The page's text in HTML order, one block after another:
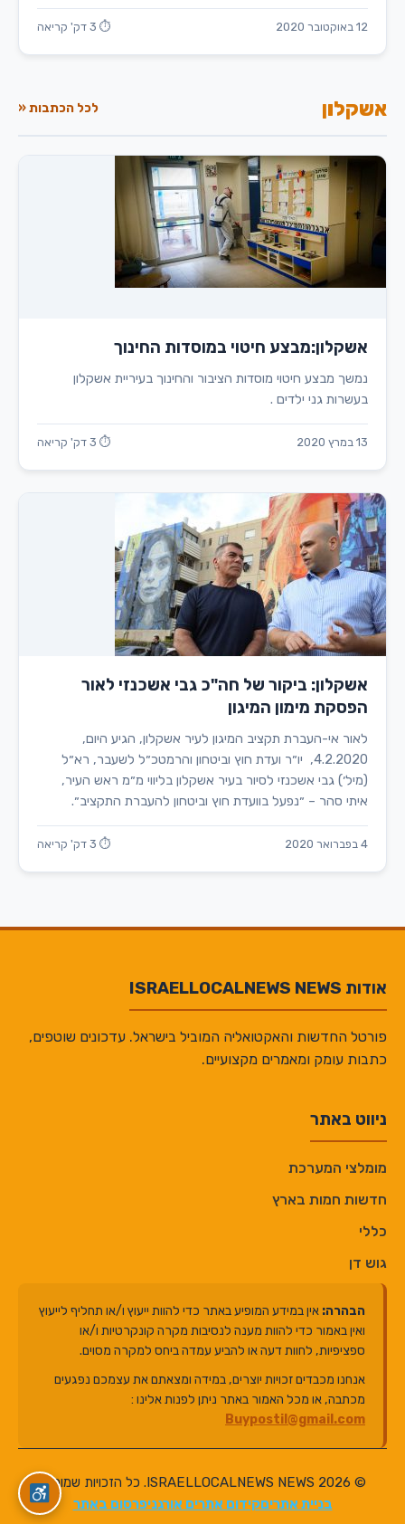
12 באוקטובר 2020 ⏱ 3 דק' קריאה
אשקלון לכל הכתבות «
אשקלון:מבצע חיטוי במוסדות החינוך
נמשך מבצע חיטוי מוסדות הציבור והחינוך בעיריית אשקלון
בעשרות גני ילדים .
13 במרץ 2020 ⏱ 3 דק' קריאה
אשקלון: ביקור של חה"כ גבי אשכנזי לאור
הפסקת מימון המיגון
לאור אי-העברת תקציב המיגון לעיר אשקלון, הגיע היום,
4.2.2020, יו״ר ועדת חוץ וביטחון והרמטכ״ל לשעבר, רא״ל
(מיל׳) גבי אשכנזי לסיור בעיר אשקלון בליווי מ״מ ראש העיר,
איתי סהר – ״נפעל בוועדת חוץ וביטחון להעברת התקציב״.
4 בפברואר 2020 ⏱ 3 דק' קריאה
אודות ISRAELLOCALNEWS NEWS
פורטל החדשות והאקטואליה המוביל בישראל. עדכונים שוטפים,
כתבות עומק ומאמרים מקצועיים.
ניווט באתר
מומלצי המערכת
חדשות חמות בארץ
כללי
גוש דן
הבהרה: אין במידע המופיע באתר כדי להוות ייעוץ ו/או תחליף לייעוץ
ואין באמור כדי להוות מענה לנסיבות מקרה קונקרטיות ו/או
ספציפיות, לחוות דעה או להביע עמדה ביחס למקרה מסוים.
אנחנו מכבדים זכויות יוצרים, במידה ומצאתם את עצמכם נפגעים
מכתבה, או מכל האמור באתר ניתן לפנות אלינו :
Buypostil@gmail.com
© 2026 ISRAELLOCALNEWS NEWS. כל הזכויות שמורות.
בניית אתריםקידום אתרים אורגניפרסום באתר